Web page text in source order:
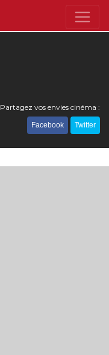
Partagez vos envies cinéma :
Facebook Twitter